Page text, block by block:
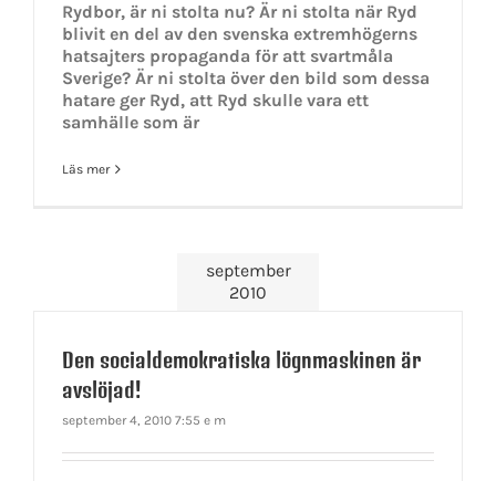
Rydbor, är ni stolta nu? Är ni stolta när Ryd
blivit en del av den svenska extremhögerns
hatsajters propaganda för att svartmåla
Sverige? Är ni stolta över den bild som dessa
hatare ger Ryd, att Ryd skulle vara ett
samhälle som är
Läs mer
september
2010
Den socialdemokratiska lögnmaskinen är
avslöjad!
september 4, 2010 7:55 e m